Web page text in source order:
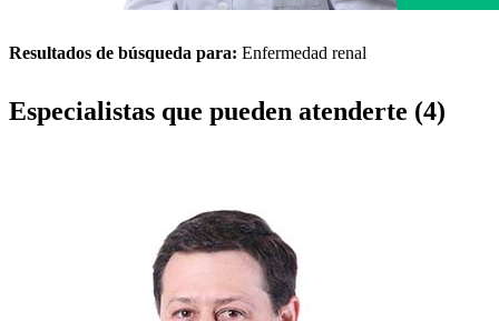
Resultados de búsqueda para: Enfermedad renal
Especialistas que pueden atenderte (4)